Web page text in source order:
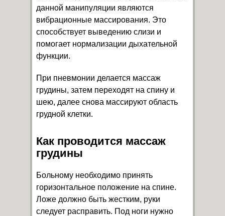
данной манипуляции являются
вибрационные массирования. Это
способствует выведению слизи и
помогает нормализации дыхательной
функции.
При пневмонии делается массаж
грудины, затем переходят на спину и
шею, далее снова массируют область
грудной клетки.
Как проводится массаж
грудины
Больному необходимо принять
горизонтальное положение на спине.
Ложе должно быть жестким, руки
следует расправить. Под ноги нужно